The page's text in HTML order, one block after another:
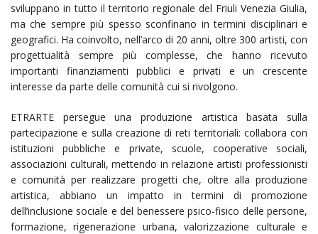
sviluppano in tutto il territorio regionale del Friuli Venezia Giulia,
ma che sempre più spesso sconfinano in termini disciplinari e
geografici. Ha coinvolto, nell’arco di 20 anni, oltre 300 artisti, con
progettualità sempre più complesse, che hanno ricevuto
importanti finanziamenti pubblici e privati e un crescente
interesse da parte delle comunità cui si rivolgono.
ETRARTE persegue una produzione artistica basata sulla
partecipazione e sulla creazione di reti territoriali: collabora con
istituzioni pubbliche e private, scuole, cooperative sociali,
associazioni culturali, mettendo in relazione artisti professionisti
e comunità per realizzare progetti che, oltre alla produzione
artistica, abbiano un impatto in termini di promozione
dell’inclusione sociale e del benessere psico-fisico delle persone,
formazione, rigenerazione urbana, valorizzazione culturale e